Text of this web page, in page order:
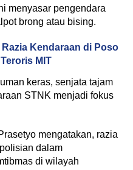
menyasar pengendara
brong atau bising.
Kendaraan di Poso
MIT
keras, senjata tajam
STNK menjadi fokus
mengatakan, razia
dalam
di wilayah